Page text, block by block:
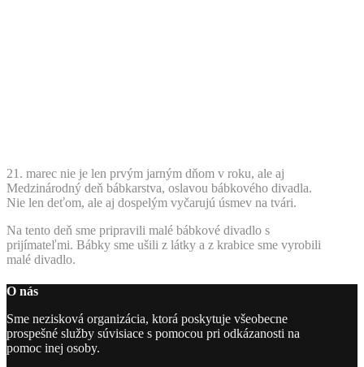
21. marec nie je len prvým jarným dňom v roku, ale aj
Medzinárodný deň bábkarstva, oslavou bábkového divadla.
Nie len deťom, ale aj dospelým vyčarujú úsmev na tvári.
Na tento deň sme pripravili malé bábkové divadlo s
prijímateľmi. Bábky sme ušili z látky a z krabice sme vyrobili
malé divadlo.
O nás
Sme nezisková organizácia, ktorá poskytuje všeobecne
prospešné služby súvisiace s pomocou pri odkázanosti na
pomoc inej osoby.